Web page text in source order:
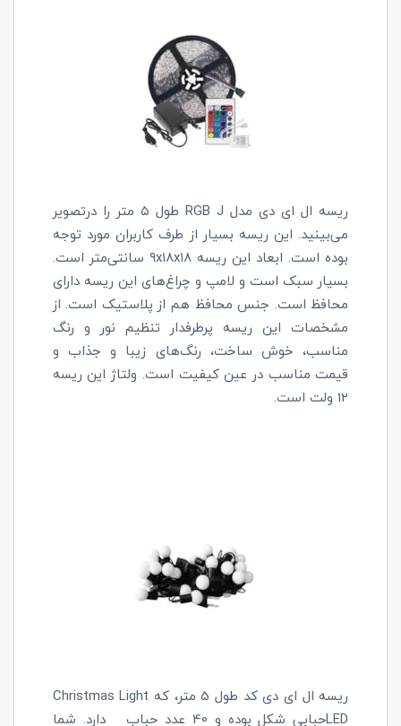
ریسه ال ای دی مدلRGB J
طول ۵ متر را درتصویر
می‌بینید. این ریسه بسیار از طرف کاربران مورد توجه
بوده است. ابعاد این ریسه ۱۸ x۱۸x۹ سانتی‌متر است.
بسیار سبک است و لامپ و چراغ‌های این ریسه دارای
محافظ است. جنس محافظ هم از پلاستیک است. از
مشخصات این ریسه پرطرفدار تنظیم نور و رنگ
مناسب، خوش ساخت، رنگ‌های زیبا و جذاب و
قیمت مناسب در عین کیفیت است. ولتاژ این ریسه
12 ولت است.
ریسه ال ای دی کد
طول 5 متر، که
حبابی شکل بوده و 40 عدد حبابLED دارد. شما